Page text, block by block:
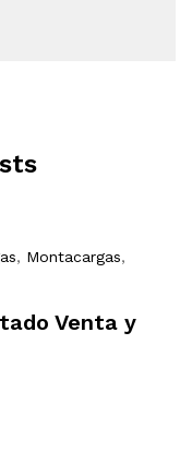
, Montacargas,
Venta y